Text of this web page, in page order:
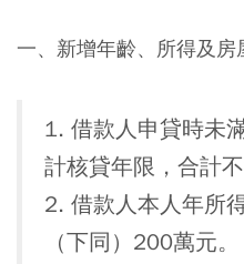
一、新增年齡、所得及
1. 借款人申貸時未
計核貸年限，合計不
2. 借款人本人年所
（下同）200萬元。